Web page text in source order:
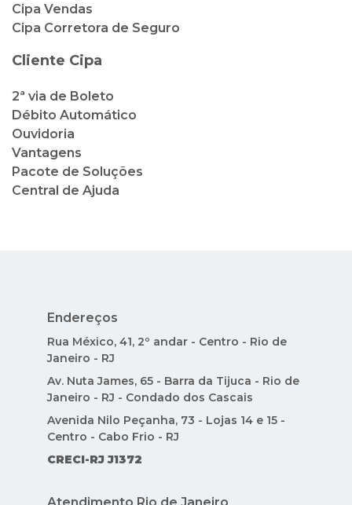
Cipa Vendas
Cipa Corretora de Seguro
Cliente Cipa
2ª via de Boleto
Débito Automático
Ouvidoria
Vantagens
Pacote de Soluções
Central de Ajuda
Endereços
Rua México, 41, 2º andar - Centro - Rio de
Janeiro - RJ
Av. Nuta James, 65 - Barra da Tijuca - Rio de
Janeiro - RJ - Condado dos Cascais
Avenida Nilo Peçanha, 73 - Lojas 14 e 15 -
Centro - Cabo Frio - RJ
CRECI-RJ J1372